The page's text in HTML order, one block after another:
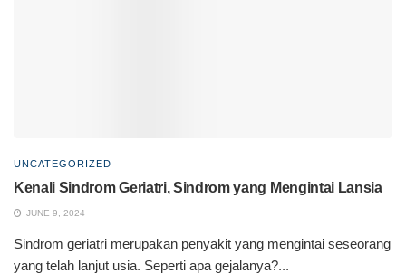
UNCATEGORIZED
Kenali Sindrom Geriatri, Sindrom yang Mengintai Lansia
JUNE 9, 2024
Sindrom geriatri merupakan penyakit yang mengintai seseorang
yang telah lanjut usia. Seperti apa gejalanya?...